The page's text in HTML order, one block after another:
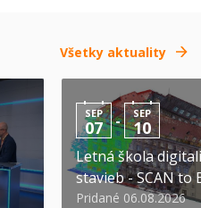
Všetky aktuality
SEP
07 - SEP
10
Letná škola
stavieb - SCAN to
Pridané 06.08.2026